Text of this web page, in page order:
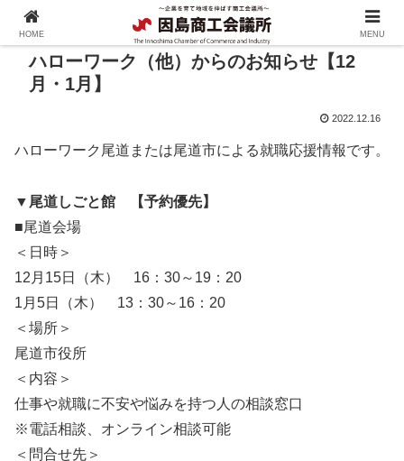
ハローワーク（他）からのお知らせ【12
月・1月】
2022.12.16
ハローワーク尾道または尾道市による就職応援情報です。
▼尾道しごと館 【予約優先】
■尾道会場
＜日時＞
12月15日（木） 16：30～19：20
1月5日（木） 13：30～16：20
＜場所＞
尾道市役所
＜内容＞
仕事や就職に不安や悩みを持つ人の相談窓口
※電話相談、オンライン相談可能
＜問合せ先＞
HOME MENU